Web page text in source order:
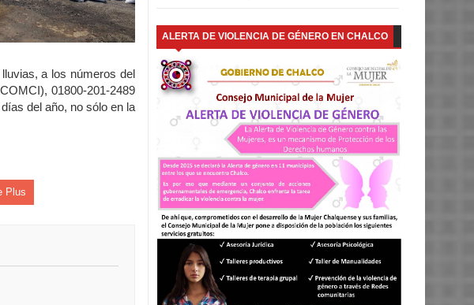
a los números del
01800-201-2489
del año, no sólo en la
Plus
ALERTA DE VIOLENCIA DE GÉNERO EN CHALCO